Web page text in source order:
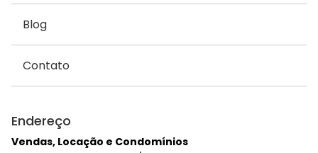
Blog
Contato
Endereço
Vendas, Locação e Condomínios